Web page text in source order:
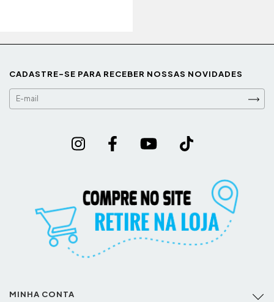
CADASTRE-SE PARA RECEBER NOSSAS NOVIDADES
MINHA CONTA